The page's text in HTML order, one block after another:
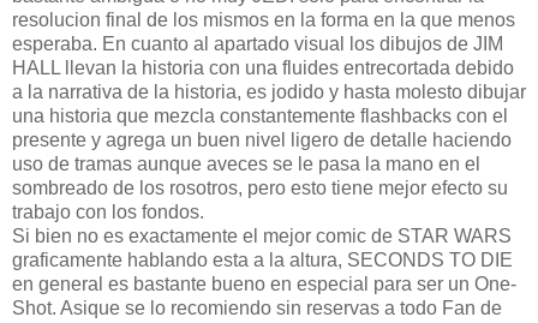
resolucion final de los mismos en la forma en la que menos
esperaba. En cuanto al apartado visual los dibujos de JIM
HALL llevan la historia con una fluides entrecortada debido
a la narrativa de la historia, es jodido y hasta molesto dibujar
una historia que mezcla constantemente flashbacks con el
presente y agrega un buen nivel ligero de detalle haciendo
uso de tramas aunque aveces se le pasa la mano en el
sombreado de los rosotros, pero esto tiene mejor efecto su
trabajo con los fondos.
Si bien no es exactamente el mejor comic de STAR WARS
graficamente hablando esta a la altura, SECONDS TO DIE
en general es bastante bueno en especial para ser un One-
Shot. Asique se lo recomiendo sin reservas a todo Fan de